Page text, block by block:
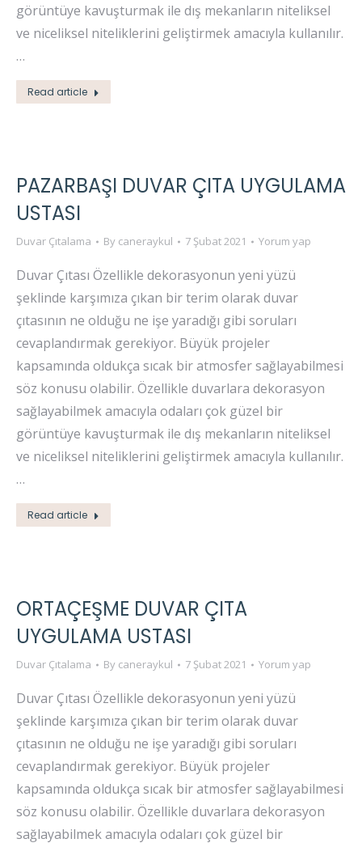
görüntüye kavuşturmak ile dış mekanların niteliksel
ve niceliksel niteliklerini geliştirmek amacıyla kullanılır.
…
Read article
PAZARBAŞI DUVAR ÇITA UYGULAMA
USTASI
Duvar Çıtalama By caneraykul 7 Şubat 2021 Yorum yap
Duvar Çıtası Özellikle dekorasyonun yeni yüzü
şeklinde karşımıza çıkan bir terim olarak duvar
çıtasının ne olduğu ne işe yaradığı gibi soruları
cevaplandırmak gerekiyor. Büyük projeler
kapsamında oldukça sıcak bir atmosfer sağlayabilmesi
söz konusu olabilir. Özellikle duvarlara dekorasyon
sağlayabilmek amacıyla odaları çok güzel bir
görüntüye kavuşturmak ile dış mekanların niteliksel
ve niceliksel niteliklerini geliştirmek amacıyla kullanılır.
…
Read article
ORTAÇEŞME DUVAR ÇITA
UYGULAMA USTASI
Duvar Çıtalama By caneraykul 7 Şubat 2021 Yorum yap
Duvar Çıtası Özellikle dekorasyonun yeni yüzü
şeklinde karşımıza çıkan bir terim olarak duvar
çıtasının ne olduğu ne işe yaradığı gibi soruları
cevaplandırmak gerekiyor. Büyük projeler
kapsamında oldukça sıcak bir atmosfer sağlayabilmesi
söz konusu olabilir. Özellikle duvarlara dekorasyon
sağlayabilmek amacıyla odaları çok güzel bir